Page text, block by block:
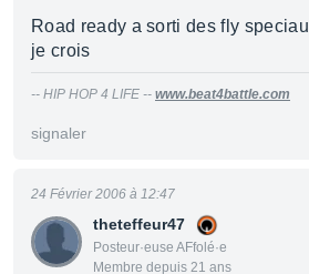
Road ready a sorti des fly
je crois
-- HIP HOP 4 LIFE -- www.beat4battle.com
signaler
theteffeur47
Posteur·euse AFfolé·e
Membre depuis 21 ans
24 Février 2006 à 12:47